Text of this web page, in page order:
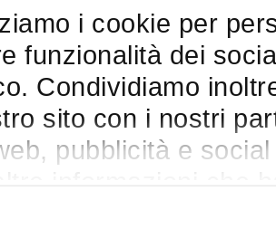
i cookie per
funzionalità dei
Condividiamo
sito con i nostri
pubblicità e